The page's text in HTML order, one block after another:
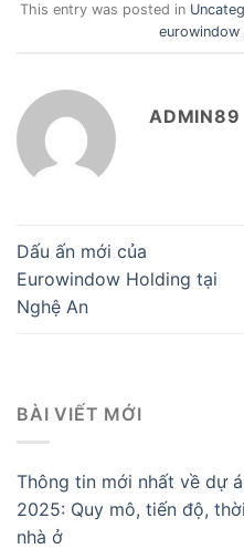
This entry was posted in
ADMIN89
Dấu ấn mới của
Eurowindow Holding tại
Nghệ An
BÀI VIẾT MỚI
Thông tin mới nhất về dự
2025: Quy mô, tiến độ,
nhà ở